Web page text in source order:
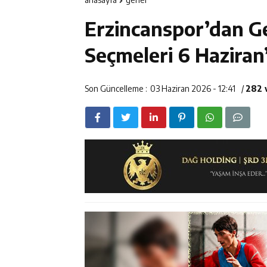
ETSO
12:14 Erzincan’da
12:13 Erzincan Erkek
17:03 Erzincan
Erzincanspor’dan
Seçmeleri 6
Son Güncelleme : 03 Haziran 2026 - 12:41 /282